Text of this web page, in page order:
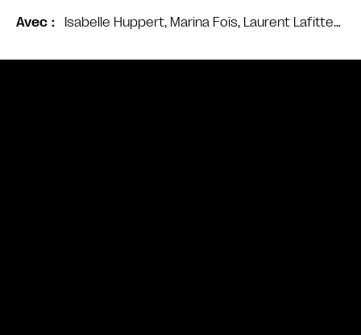
Avec Isabelle Huppert, Marina Foïs, Laurent Lafitte…